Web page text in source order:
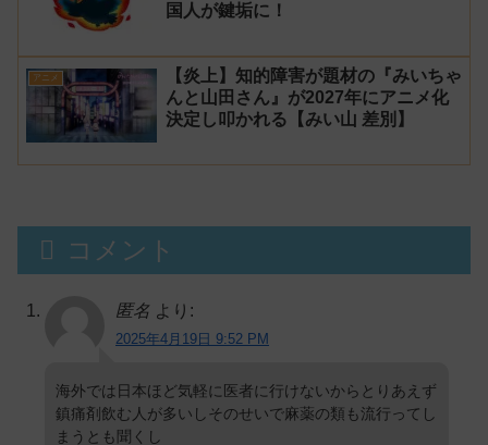
国人が鍵垢に！
アニメ
【炎上】知的障害が題材の『みいちゃ
んと山田さん』が2027年にアニメ化
決定し叩かれる【みい山 差別】
コメント
匿名 より:
2025年4月19日 9:52 PM
海外では日本ほど気軽に医者に行けないからとりあえず
鎮痛剤飲む人が多いしそのせいで麻薬の類も流行ってし
まうとも聞くし